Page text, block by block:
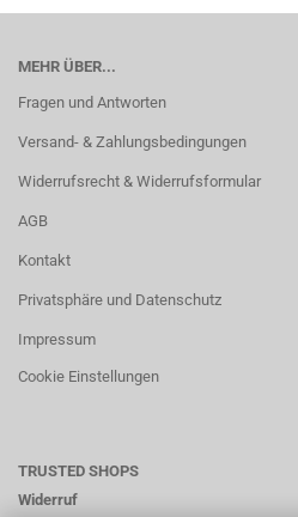
MEHR ÜBER...
Fragen und Antworten
Versand- & Zahlungsbedingungen
Widerrufsrecht & Widerrufsformular
AGB
Kontakt
Privatsphäre und Datenschutz
Impressum
Cookie Einstellungen
TRUSTED SHOPS
Widerruf